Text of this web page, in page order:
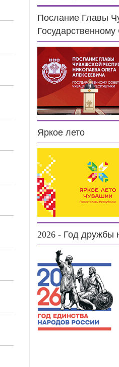
Послание Главы
Государственному
Яркое лето
2026 - Год дружбы